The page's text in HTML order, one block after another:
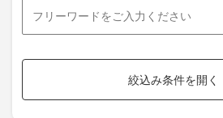
絞込み条件を開く